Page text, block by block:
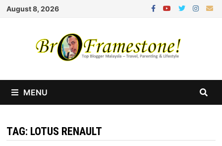
Skip
August 8, 2026
MENU
TAG: LOTUS RENAULT